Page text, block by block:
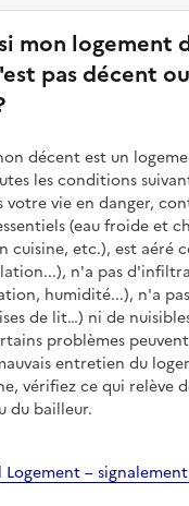
mon logement
pas décent ou
décent est un
les conditions
votre vie en danger,
(eau froide et
cuisine, etc.), est aéré
n'a pas
humidité...), n'a
de lit…) ni de
problèmes
entretien du
vérifiez ce qui relève
du bailleur.
Logement – signalement